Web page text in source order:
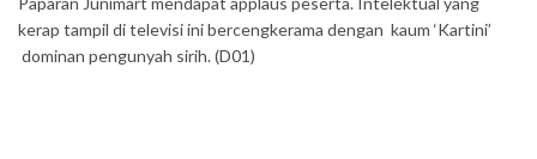
kerap tampil di televisi ini bercengkerama dengan kaum ‘Kartini’
dominan pengunyah sirih. (D01)